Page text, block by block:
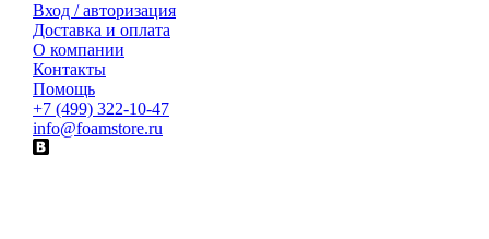
Вход / авторизация
Доставка и оплата
О компании
Контакты
Помощь
+7 (499) 322-10-47
info@foamstore.ru